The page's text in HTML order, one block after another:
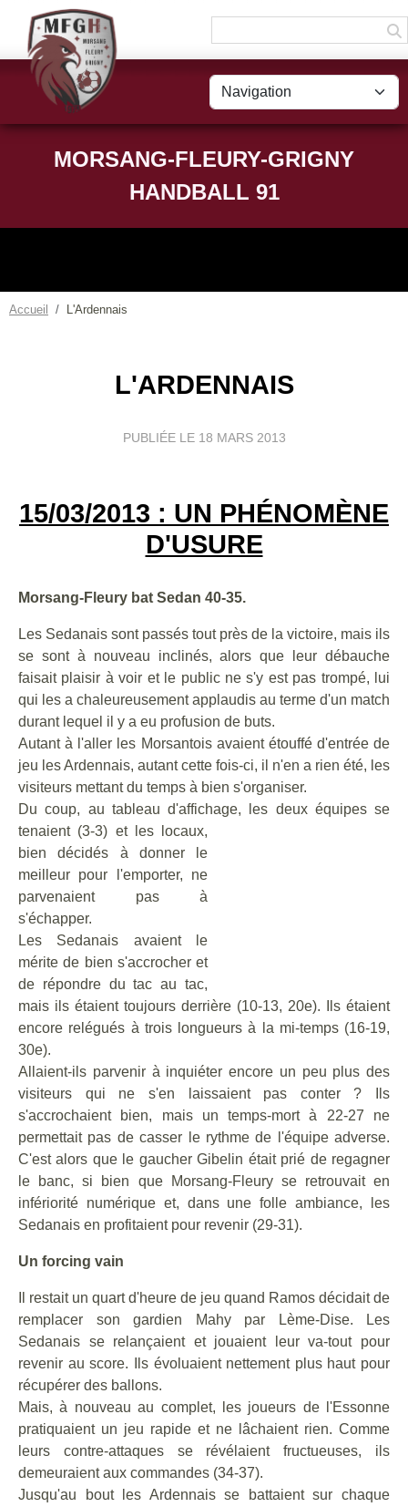
MORSANG-FLEURY-GRIGNY
HANDBALL 91
Accueil L'Ardennais
L'ARDENNAIS
PUBLIÉE LE 18 MARS 2013
15/03/2013 : UN PHÉNOMÈNE
D'USURE
Morsang-Fleury bat Sedan 40-35.
Les Sedanais sont passés tout près de la victoire, mais ils
se sont à nouveau inclinés, alors que leur débauche
faisait plaisir à voir et le public ne s'y est pas trompé, lui
qui les a chaleureusement applaudis au terme d'un match
durant lequel il y a eu profusion de buts.
Autant à l'aller les Morsantois avaient étouffé d'entrée de
jeu les Ardennais, autant cette fois-ci, il n'en a rien été, les
visiteurs mettant du temps à bien s'organiser.
Du coup, au tableau d'affichage, les deux équipes se
tenaient (3-3) et leslocaux,
bien décidés à donner le
meilleur pour l'emporter, ne
parvenaient pas à
s'échapper.
Les Sedanais avaient le
mérite de bien s'accrocher et
de répondre du tac au tac,
mais ils étaient toujours derrière (10-13, 20e). Ils étaient
encore relégués à trois longueurs à la mi-temps (16-19,
30e).
Allaient-ils parvenir à inquiéter encore un peu plus des
visiteurs qui ne s'en laissaient pas conter ? Ils
s'accrochaient bien, mais un temps-mort à 22-27 ne
permettait pas de casser le rythme de l'équipe adverse.
C'est alors que le gaucher Gibelin était prié de regagner
le banc, si bien que Morsang-Fleury se retrouvait en
infériorité numérique et, dans une folle ambiance, les
Sedanais en profitaient pour revenir (29-31).
Un forcing vain
Il restait un quart d'heure de jeu quand Ramos décidait de
remplacer son gardien Mahy par Lème-Dise. Les
Sedanais se relançaient et jouaient leur va-tout pour
revenir au score. Ils évoluaient nettement plus haut pour
récupérer des ballons.
Mais, à nouveau au complet, les joueurs de l'Essonne
pratiquaient un jeu rapide et ne lâchaient rien. Comme
leurs contre-attaques se révélaient fructueuses, ils
demeuraient aux commandes (34-37).
Jusqu'au bout les Ardennais se battaient sur chaque
Panneau de gestion des cookies